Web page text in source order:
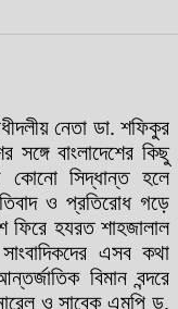
নেতা ডা. শফিকুর
সঙ্গে বাংলাদেশের কিছু
কোনো সিদ্ধান্ত হলে
ও প্রতিরোধ গড়ে
ফিরে হযরত শাহজালাল
এসব কথা
বিমান বন্দরে
ও সাবেক এমপি ড.